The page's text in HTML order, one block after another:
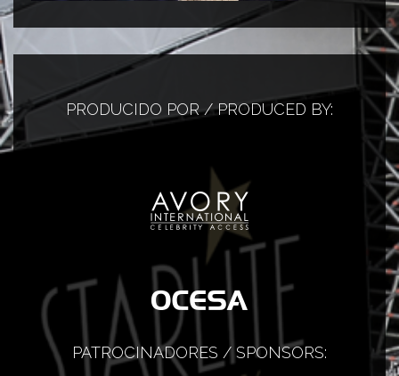
PRODUCIDO POR / PRODUCED BY:
PATROCINADORES / SPONSORS: